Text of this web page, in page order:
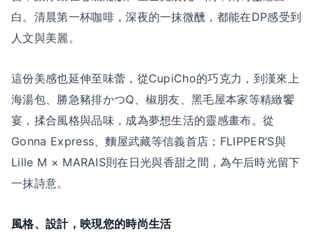
白。清晨第一杯咖啡，深夜的一抹微醺，都能在DP感受到
人文與美麗。
這份美感也延伸至味蕾，從CupiCho的巧克力，到漢來上
海湯包、勝急豬排かつQ、椒朋友、黑毛屋本家等精緻饗
宴，揉合風格與品味，成為夢想生活的靈感畫布。從
Gonna Express、麵屋武藏等信義首店；FLIPPER’S與
Lille M × MARAIS則在日光與香甜之間，為午后時光留下
一抹詩意。
風格、設計，映現您的時尚生活